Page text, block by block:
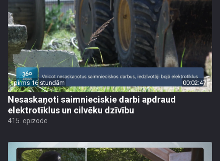
pirms 16 stundām 00:02:47
Nesaskaņoti saimnieciskie darbi apdraud
elektrotīklus un cilvēku dzīvību
415. epizode